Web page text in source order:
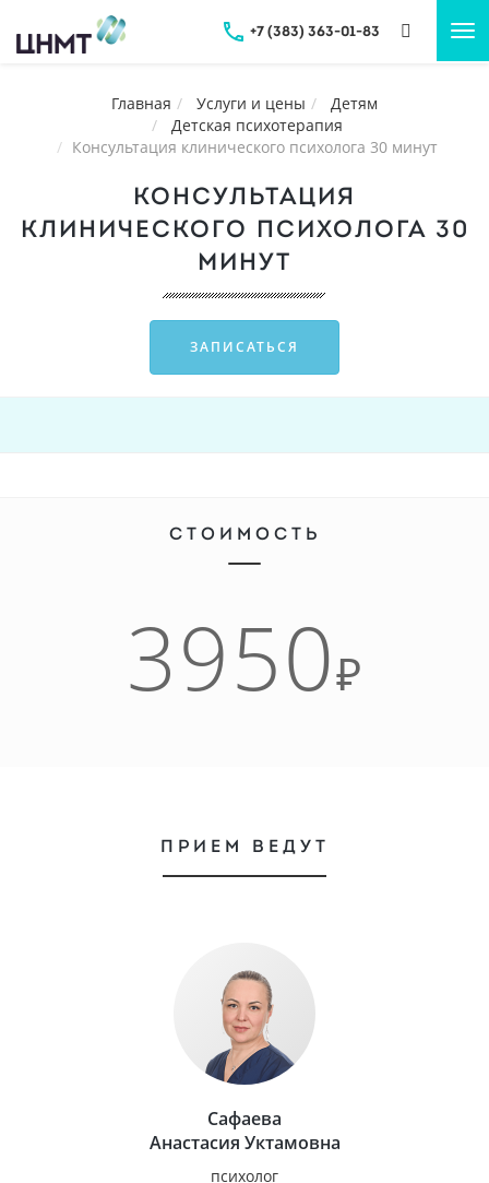
+7 (383) 363-01-83
Главная Услуги и цены
Детям
Детская психотерапия
Консультация клинического психолога 30 минут
КОНСУЛЬТАЦИЯ
КЛИНИЧЕСКОГО ПСИХОЛОГА 30
МИНУТ
ЗАПИСАТЬСЯ
СТОИМОСТЬ
3950₽
ПРИЕМ ВЕДУТ
Сафаева
Анастасия Уктамовна
психолог